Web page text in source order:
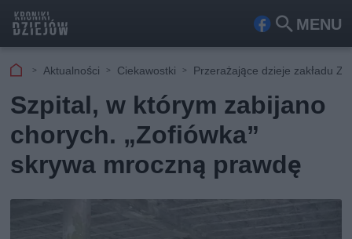
MENU
Fa
ook
Szu
kaj
Aktualności Ciekawostki Przerażające dzieje zakładu
Szpital, w którym zabijano
chorych. „Zofiówka”
skrywa mroczną prawdę